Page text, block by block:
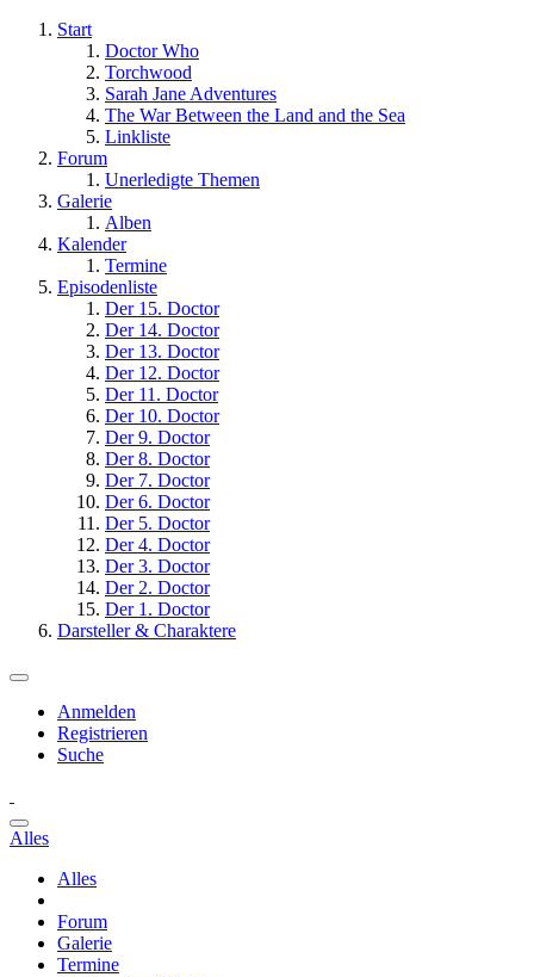
Start
Doctor Who
Torchwood
Sarah Jane Adventures
The War Between the Land and the Sea
Linkliste
Forum
Unerledigte Themen
Galerie
Alben
Kalender
Termine
Episodenliste
Der 15. Doctor
Der 14. Doctor
Der 13. Doctor
Der 12. Doctor
Der 11. Doctor
Der 10. Doctor
Der 9. Doctor
Der 8. Doctor
Der 7. Doctor
Der 6. Doctor
Der 5. Doctor
Der 4. Doctor
Der 3. Doctor
Der 2. Doctor
Der 1. Doctor
Darsteller & Charaktere
Anmelden
Registrieren
Suche
Alles
Alles
Forum
Galerie
Termine